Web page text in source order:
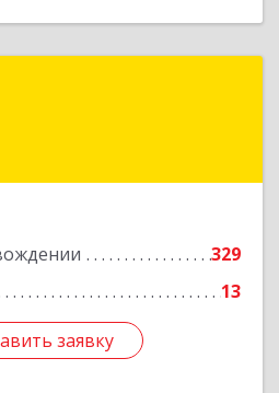
329
13
заявку
обл, Магадан г, Полярная
заявку